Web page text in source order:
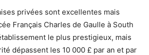
privées sont excellentes mais
Français Charles de Gaulle à South
le plus prestigieux, mais
dépassent les 10 000 £ par an et par